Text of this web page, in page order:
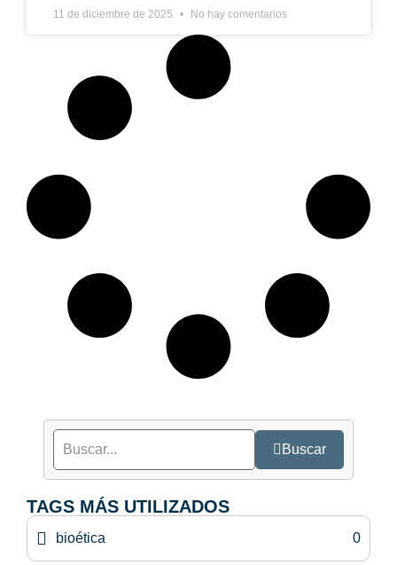
11 de diciembre de 2025 No hay comentarios
Buscar
TAGS MÁS UTILIZADOS
bioética 0